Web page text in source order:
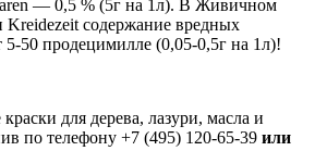
— 0,5 % (5г на 1л). В Живичном
Kreidezeit содержание вредных
5-50 продецимилле (0,05-0,5г на 1л)!
для дерева, лазури, масла и
по телефону +7 (495) 120-65-39 или